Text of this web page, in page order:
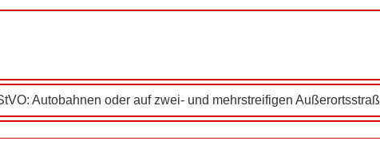
Autobahnen oder auf zwei- und mehrstreifigen